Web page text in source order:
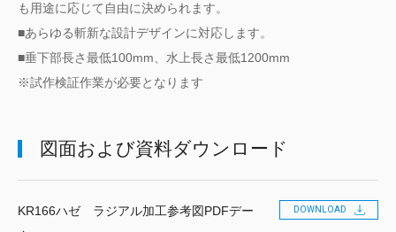
も用途に応じて自由に決められます。
■あらゆる斬新な設計デザインに対応します。
■垂下部長さ最低100mm、水上長さ最低1200mm
※試作検証作業が必要となります
図面および資料ダウンロード
KR166ハゼ ラジアル加工参考図PDFデー
DOWNLOAD